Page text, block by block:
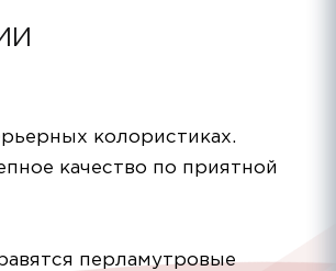
колористиках.
качество по приятной
перламутровые